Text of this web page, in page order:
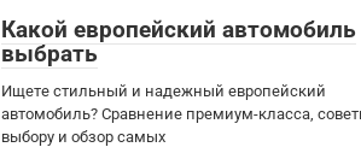
Какой европейский автомобиль
выбрать
Ищете стильный и надежный европейский
автомобиль? Сравнение премиум-класса,
выбору и обзор самых